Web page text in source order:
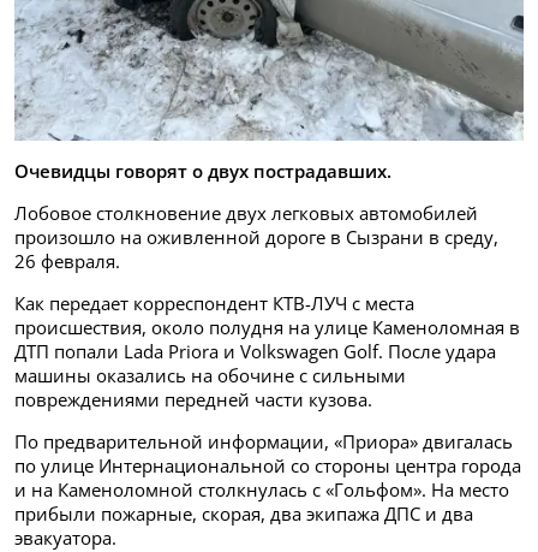
Очевидцы говорят о двух пострадавших.
Лобовое столкновение двух легковых автомобилей
произошло на оживленной дороге в Сызрани в среду,
26 февраля.
Как передает корреспондент КТВ-ЛУЧ с места
происшествия, около полудня на улице Каменоломная в
ДТП попали Lada Priora и Volkswagen Golf. После удара
машины оказались на обочине с сильными
повреждениями передней части кузова.
По предварительной информации, «Приора» двигалась
по улице Интернациональной со стороны центра города
и на Каменоломной столкнулась с «Гольфом». На место
прибыли пожарные, скорая, два экипажа ДПС и два
эвакуатора.